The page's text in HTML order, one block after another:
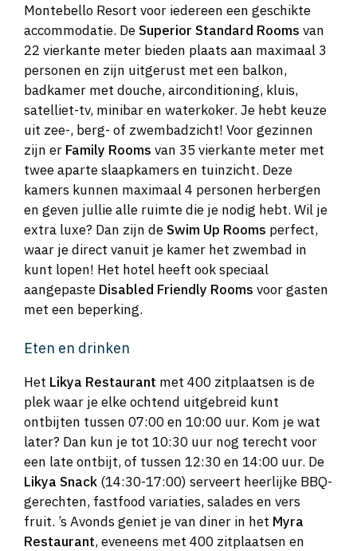
Montebello Resort voor iedereen een geschikte
accommodatie. DeSuperior Standard Rooms van
22 vierkante meter bieden plaats aan maximaal 3
personen en zijn uitgerust met een balkon,
badkamer met douche, airconditioning, kluis,
satelliet-tv, minibar en waterkoker. Je hebt keuze
uit zee-, berg- of zwembadzicht! Voor gezinnen
zijn er Family Rooms van 35 vierkante meter met
twee aparte slaapkamers en tuinzicht. Deze
kamers kunnen maximaal 4 personen herbergen
en geven jullie alle ruimte die je nodig hebt. Wil je
extra luxe? Dan zijn deSwim Up Rooms perfect,
waar je direct vanuit je kamer het zwembad in
kunt lopen! Het hotel heeft ook speciaal
aangepaste Disabled Friendly Rooms voor gasten
met een beperking.
Eten en drinken
Het Likya Restaurant met 400 zitplaatsen is de
plek waar je elke ochtend uitgebreid kunt
ontbijten tussen 07:00 en 10:00 uur. Kom je wat
later? Dan kun je tot 10:30 uur nog terecht voor
een late ontbijt, of tussen 12:30 en 14:00 uur. De
Likya Snack (14:30-17:00) serveert heerlijke BBQ-
gerechten, fastfood variaties, salades en vers
fruit. ’s Avonds geniet je van diner in het Myra
Restaurant, eveneens met 400 zitplaatsen en